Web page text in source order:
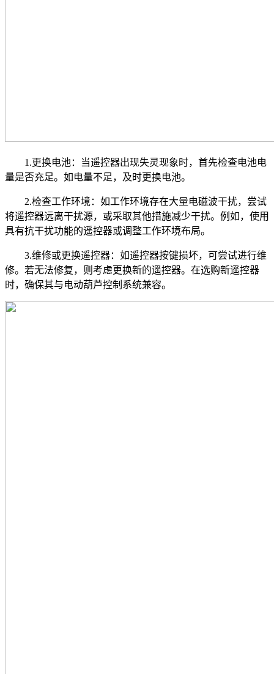
1.更换电池：当遥控器出现失灵现象时，首先检查电池电
量是否充足。如电量不足，及时更换电池。
2.检查工作环境：如工作环境存在大量电磁波干扰，尝试
将遥控器远离干扰源，或采取其他措施减少干扰。例如，使用
具有抗干扰功能的遥控器或调整工作环境布局。
3.维修或更换遥控器：如遥控器按键损坏，可尝试进行维
修。若无法修复，则考虑更换新的遥控器。在选购新遥控器
时，确保其与电动葫芦控制系统兼容。